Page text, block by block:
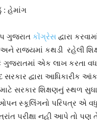
હેમાંગ
ગુજરાત કોંગ્રેસ દ્વારા
અને રાજ્યમાં કથડી રહેલી
એક લાખ કરતા
દ્વારા આધિકારીક
સરકાર શિક્ષણનું સ્થળ
સ્કૂલિંગનો પરિપત્ર એ
પરીક્ષા નહી આપે તો પણ